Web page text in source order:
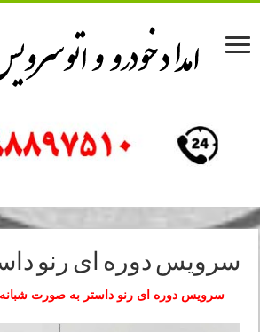
سرویس دوره ای رنو
سرویس دوره ای رنو داستر به صورت